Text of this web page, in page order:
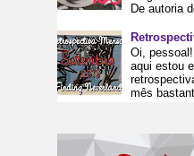
De autoria
Oi,
aqui estou
mês